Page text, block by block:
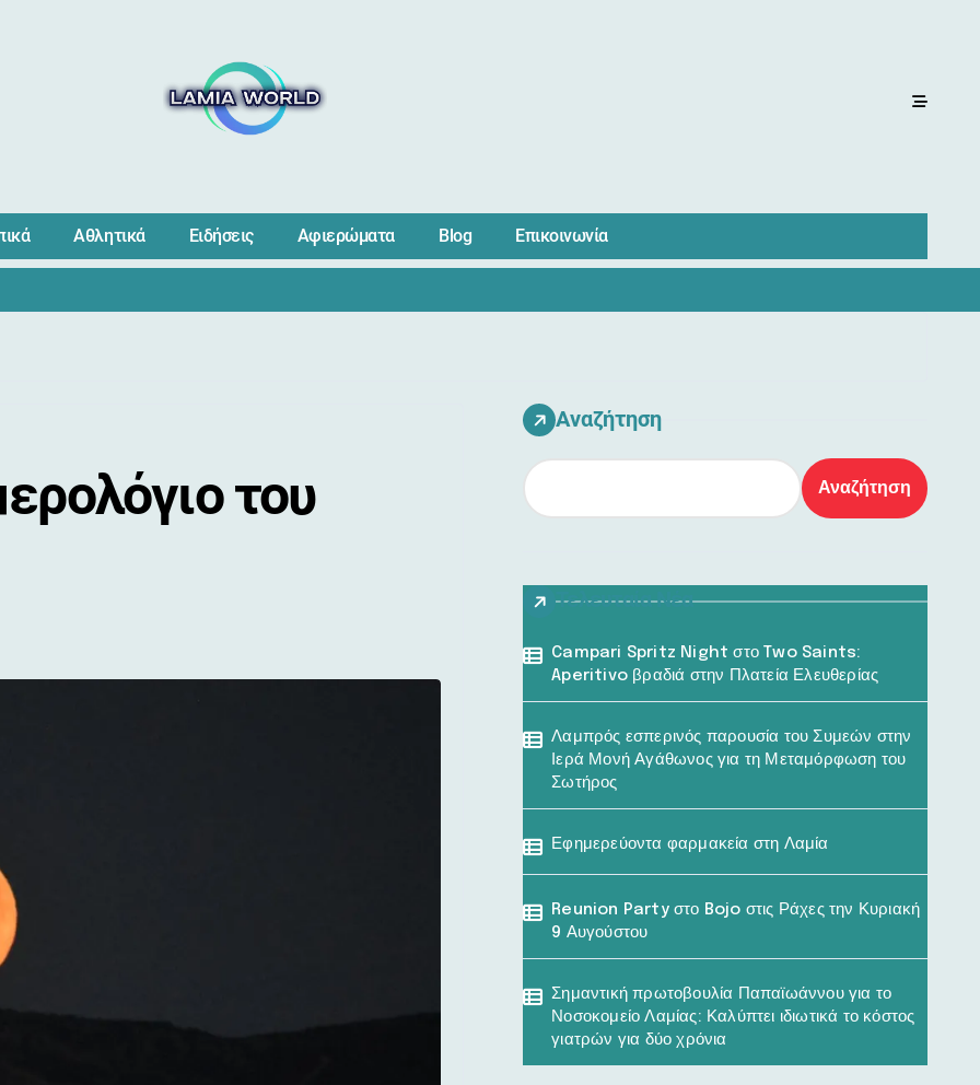
Αθλητικά Ειδήσεις Αφιερώματα Blog Επικοινωνία
του
Αναζήτηση
Αναζήτηση
Τελευταία Νέα
Campari Spritz Night στο Two Saints:
Aperitivo βραδιά στην Πλατεία Ελευθερίας
Λαμπρός εσπερινός παρουσία του Συμεών στην
Ιερά Μονή Αγάθωνος για τη Μεταμόρφωση του
Σωτήρος
Εφημερεύοντα φαρμακεία στη Λαμία
Reunion Party στο Bojo στις Ράχες την Κυριακή
9 Αυγούστου
Σημαντική πρωτοβουλία Παπαϊωάννου για το
Νοσοκομείο Λαμίας: Καλύπτει ιδιωτικά το κόστος
γιατρών για δύο χρόνια